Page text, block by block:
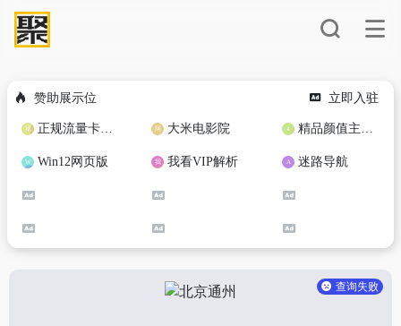
赞助展示位 立即入驻
正规流量卡免费加盟合作 大米电影院 精品颜值主播定制
Win12网页版 我看VIP解析 迷路导航
查询失败